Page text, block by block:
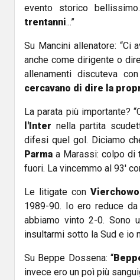
evento storico
trentanni...”
Su Mancini allenatore: “Ci
anche come dirigente o
allenamenti discuteva
cercavano di dire la
La parata più importante?
l'Inter nella partita
difesi quel gol. Diciamo
Parma a Marassi: colpo di
fuori. La vincemmo al 93'
Le litigate con
1989-90. Io ero reduce
abbiamo vinto 2-0. Sono
insultarmi sotto la Sud e io
Su Beppe Dossena: “
invece ero un poì più